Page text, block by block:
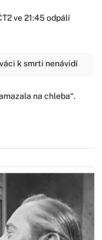
ve 21:45 odpálí
k smrti nenávidí
na chleba“.